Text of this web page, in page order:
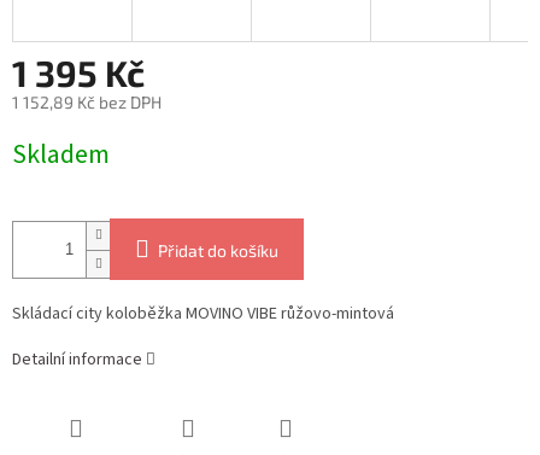
1 395 Kč
1 152,89 Kč bez DPH
cena:
Skladem
Přidat do košíku
Skládací city koloběžka MOVINO VIBE růžovo-mintová
Detailní informace